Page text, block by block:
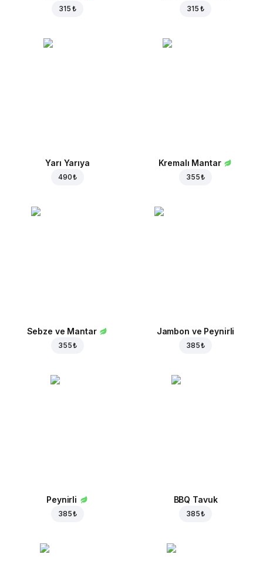
315 ₺ 315 ₺
Yarı Yarıya
490 ₺
Kremalı Mantar
355 ₺
Sebze ve Mantar
355 ₺
Jambon ve Peynirli
385 ₺
Peynirli
385 ₺
BBQ Tavuk
385 ₺